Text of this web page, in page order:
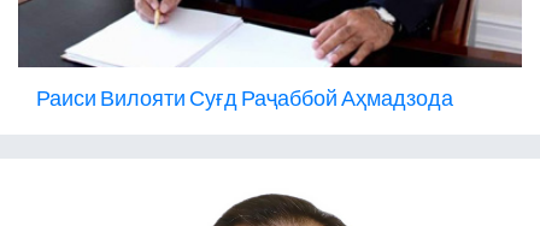
Раиси Вилояти Суғд Раҷаббой Аҳмадзода